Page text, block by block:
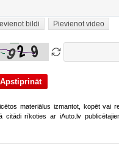
bildi Pievienot video
materiālus izmantot, kopēt vai
citādi rīkoties ar iAuto.lv